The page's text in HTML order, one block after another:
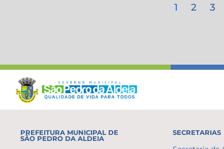
1 2 3
PREFEITURA MUNICIPAL DE
SÃO PEDRO DA ALDEIA
SECRETARIAS